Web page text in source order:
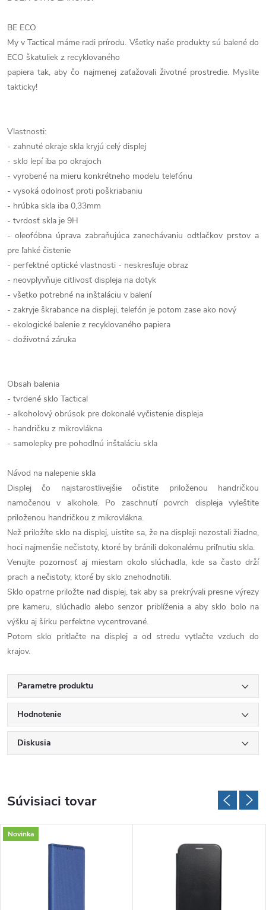
BE ECO
My v Tactical máme radi prírodu. Všetky naše produkty sú balené do
ECO škatuliek z recyklovaného
papiera tak, aby čo najmenej zaťažovali životné prostredie. Myslite
takticky!
Vlastnosti:
- zahnuté okraje skla kryjú celý displej
- sklo lepí iba po okrajoch
- vyrobené na mieru konkrétneho modelu telefónu
- vysoká odolnosť proti poškriabaniu
- hrúbka skla iba 0,33mm
- tvrdosť skla je 9H
- oleofóbna úprava zabraňujúca zanechávaniu odtlačkov prstov a
pre ľahké čistenie
- perfektné optické vlastnosti - neskresľuje obraz
- neovplyvňuje citlivosť displeja na dotyk
- všetko potrebné na inštaláciu v balení
- zakryje škrabance na displeji, telefón je potom zase ako nový
- ekologické balenie z recyklovaného papiera
- doživotná záruka
Obsah balenia
- tvrdené sklo Tactical
- alkoholový obrúsok pre dokonalé vyčistenie displeja
- handričku z mikrovlákna
- samolepky pre pohodlnú inštaláciu skla
Návod na nalepenie skla
Displej čo najstarostlivejšie očistite priloženou handričkou
namočenou v alkohole. Po zaschnutí povrch displeja vyleštite
priloženou handričkou z mikrovlákna.
Než priložíte sklo na displej, uistite sa, že na displeji nezostali žiadne,
hoci najmenšie nečistoty, ktoré by bránili dokonalému priľnutiu skla.
Venujte pozornosť aj miestam okolo slúchadla, kde sa často drží
prach a nečistoty, ktoré by sklo znehodnotili.
Sklo opatrne priložte nad displej, tak aby sa prekrývali presne výrezy
pre kameru, slúchadlo alebo senzor priblíženia a aby sklo bolo na
výšku aj šírku perfektne vycentrované.
Potom sklo pritlačte na displej a od stredu vytlačte vzduch do
krajov.
Parametre produktu
Hodnotenie
Diskusia
Súvisiaci tovar
Novinka